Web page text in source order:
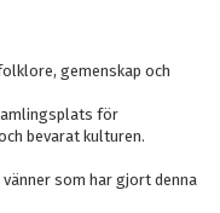
gemenskap och
för
bevarat kulturen.
som har gjort denna